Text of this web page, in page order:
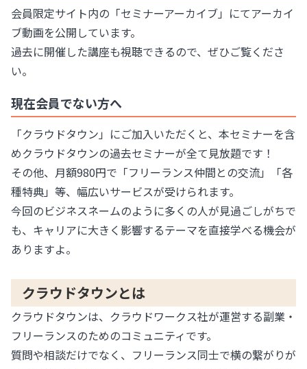
会員限定サイト内の「セミナーアーカイブ」にてアーカイ
ブ動画を公開しています。
過去に開催した講座も視聴できるので、ぜひご覧くださ
い。
現在会員でない方へ
「クラウドタウン」にご加入いただくと、本セミナーを含
めクラウドタウンの過去セミナーが全て見放題です！
その他、月額980円で「フリーランス仲間との交流」「各
種特典」等、幅広いサービスが受けられます。
今回のビジネスネームのように多くの人が見過ごしがちで
も、キャリアに大きく影響するテーマを直接学べる機会が
ありますよ。
クラウドタウンとは
クラウドタウンは、クラウドワークス社が運営する副業・
フリーランスのためのコミュニティです。
質問や相談だけでなく、フリーランス同士で横の繋がりが